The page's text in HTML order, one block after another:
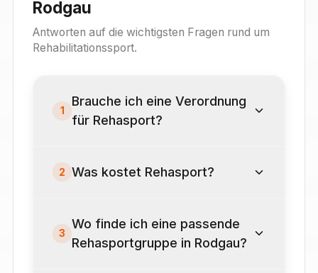
Rodgau
Antworten auf die wichtigsten Fragen rund um
Rehabilitationssport.
1
Brauche ich eine Verordnung
für Rehasport?
2 Was kostet Rehasport?
3
Wo finde ich eine passende
Rehasportgruppe in Rodgau?